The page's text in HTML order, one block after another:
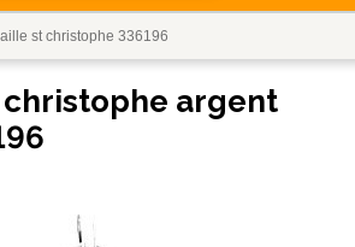
st christophe 336196
argent